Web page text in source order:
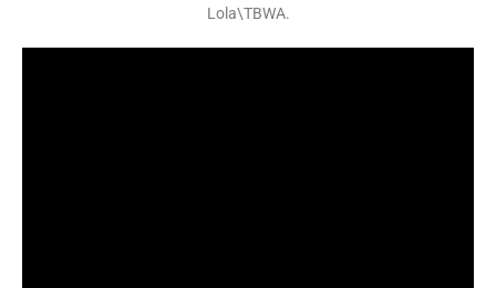
Lola\TBWA.